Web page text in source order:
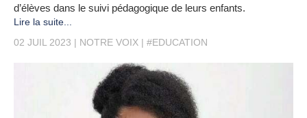
d’élèves dans le suivi pédagogique de leurs enfants.
Lire la suite...
02 JUIL 2023
NOTRE VOIX #EDUCATION